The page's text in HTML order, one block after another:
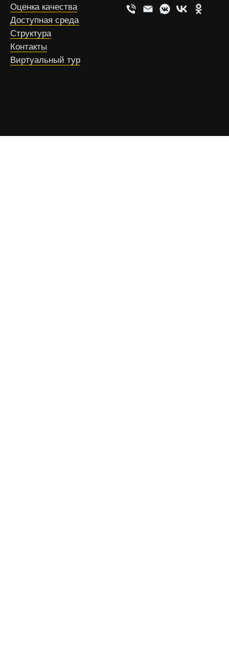
Оценка качества
Доступная среда
Структура
Контакты
Виртуальный тур